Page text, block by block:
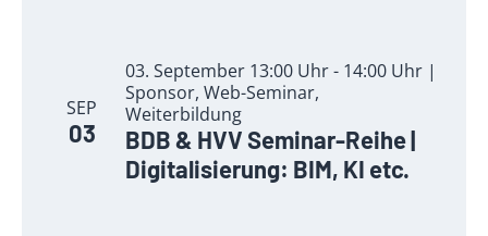
SEP
03
03. September 13:00 Uhr - 14:00 Uhr |
Sponsor, Web-Seminar,
Weiterbildung
BDB & HVV Seminar-Reihe |
Digitalisierung: BIM, KI etc.